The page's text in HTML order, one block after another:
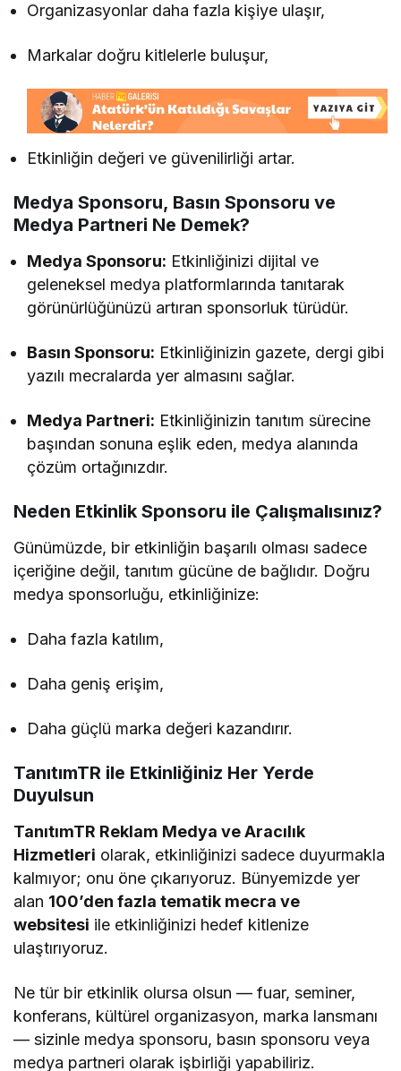
Organizasyonlar daha fazla kişiye ulaşır,
Markalar doğru kitlelerle buluşur,
Etkinliğin değeri ve güvenilirliği artar.
Medya Sponsoru, Basın Sponsoru ve
Medya Partneri Ne Demek?
Medya Sponsoru: Etkinliğinizi dijital ve
geleneksel medya platformlarında tanıtarak
görünürlüğünüzü artıran sponsorluk türüdür.
Basın Sponsoru: Etkinliğinizin gazete, dergi gibi
yazılı mecralarda yer almasını sağlar.
Medya Partneri: Etkinliğinizin tanıtım sürecine
başından sonuna eşlik eden, medya alanında
çözüm ortağınızdır.
Neden Etkinlik Sponsoru ile Çalışmalısınız?
Günümüzde, bir etkinliğin başarılı olması sadece
içeriğine değil, tanıtım gücüne de bağlıdır. Doğru
medya sponsorluğu, etkinliğinize:
Daha fazla katılım,
Daha geniş erişim,
Daha güçlü marka değeri kazandırır.
TanıtımTR ile Etkinliğiniz Her Yerde
Duyulsun
TanıtımTR Reklam Medya ve Aracılık
Hizmetleri olarak, etkinliğinizi sadece duyurmakla
kalmıyor; onu öne çıkarıyoruz. Bünyemizde yer
alan 100’den fazla tematik mecra ve
websitesi ile etkinliğinizi hedef kitlenize
ulaştırıyoruz.
Ne tür bir etkinlik olursa olsun — fuar, seminer,
konferans, kültürel organizasyon, marka lansmanı
— sizinle medya sponsoru, basın sponsoru veya
medya partneri olarak işbirliği yapabiliriz.